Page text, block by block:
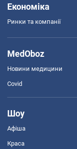
Економіка
Ринки та компанії
MedOboz
Новини медицини
Covid
Шоу
Афіша
Краса